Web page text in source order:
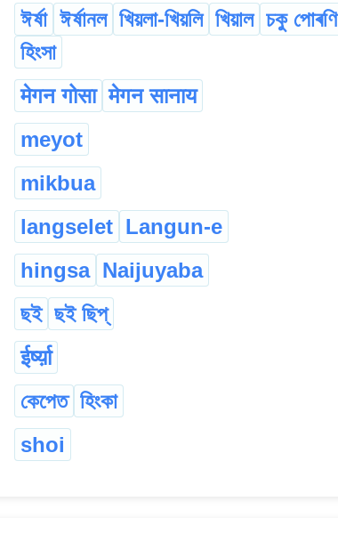
ঈৰ্ষা ঈৰ্ষানল খিয়লা-খিয়লি খিয়াল চকু পোৰণি
হিংসা
मेगन गोसा मेगन सानाय
meyot
mikbua
langselet Langun-e
hingsa Naijuyaba
ছই ছই ছিপ্
ईर्ष्य़ा
কেপেত হিংকা
shoi